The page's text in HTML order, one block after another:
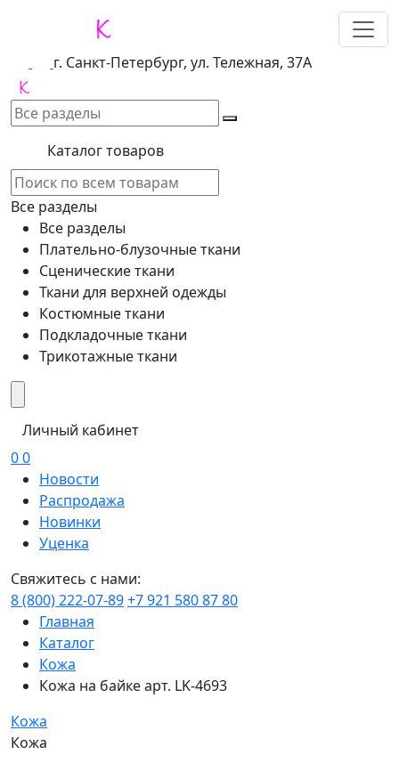
г. Санкт-Петербург, ул. Тележная, 37А
Каталог товаров
Все разделы
Все разделы
Плательно-блузочные ткани
Сценические ткани
Ткани для верхней одежды
Костюмные ткани
Подкладочные ткани
Трикотажные ткани
Личный кабинет
00
Новости
Распродажа
Новинки
Уценка
Свяжитесь с нами:
8 (800) 222-07-89+7 921 580 87 80
Главная
Каталог
Кожа
Кожа на байке арт. LK-4693
Кожа
Кожа